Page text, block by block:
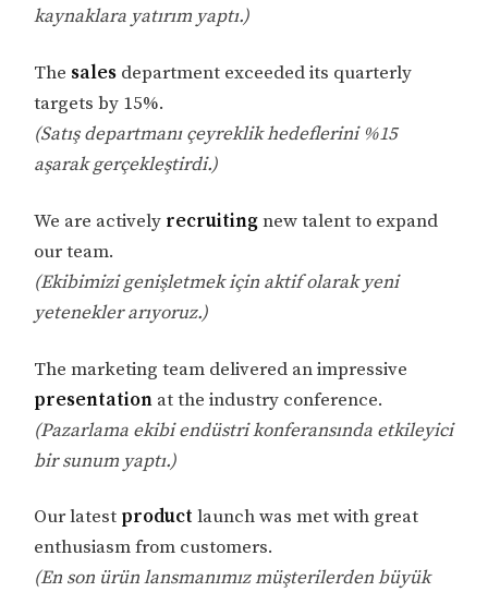
kaynaklara yatırım yaptı.)
The sales department exceeded its quarterly
targets by 15%.
(Satış departmanı çeyreklik hedeflerini %15
aşarak gerçekleştirdi.)
We are actively recruitingnew talent to expand
our team.
(Ekibimizi genişletmek için aktif olarak yeni
yetenekler arıyoruz.)
The marketing team delivered an impressive
presentation at the industry conference.
(Pazarlama ekibi endüstri konferansında etkileyici
bir sunum yaptı.)
Our latest product launch was met with great
enthusiasm from customers.
(En son ürün lansmanımız müşterilerden büyük